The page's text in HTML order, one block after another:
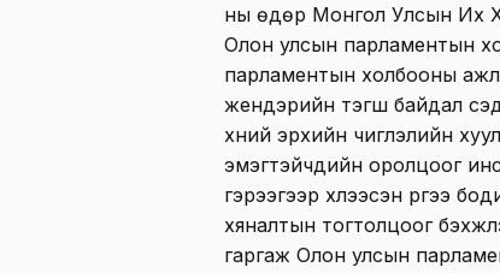
ны өдөр Монгол Улсын Их
Олон улсын парламентын
парламентын холбооны
жендэрийн тэгш байдал
хүний эрхийн чиглэлийн
эмэгтэйчүүдийн оролцоог
гэрээгээр хүлээсэн үүргээ
хяналтын тогтолцоог
гаргаж Олон улсын